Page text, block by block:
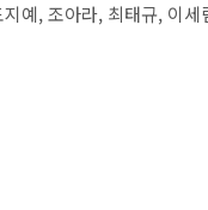
예, 조아라, 최태규, 이세